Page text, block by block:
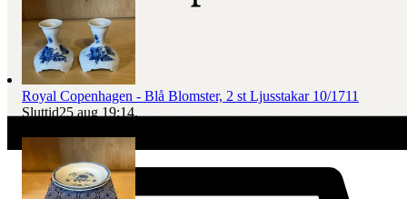
Royal Copenhagen - Blå Blomster, 2 st Ljusstakar 10/1711
Sluttid25 aug 19:14.